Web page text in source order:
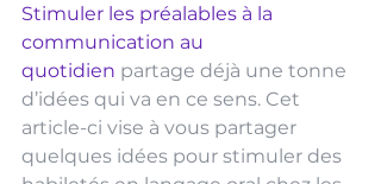
Stimuler les préalables à la
communication au
quotidien partage déjà une tonne
d’idées qui va en ce sens. Cet
article-ci vise à vous partager
quelques idées pour stimuler des